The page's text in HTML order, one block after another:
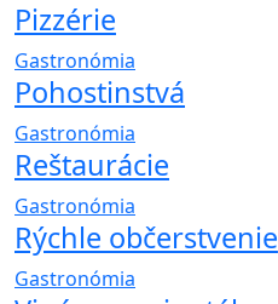
Pizzérie
Gastronómia
Pohostinstvá
Gastronómia
Reštaurácie
Gastronómia
Rýchle občerstvenie
Gastronómia